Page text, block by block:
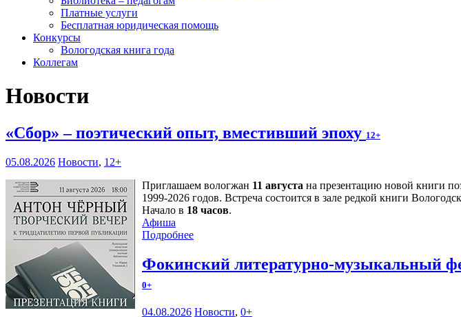
Платные услуги
Бесплатная юридическая помощь
Конкурсы
Вологодская книга года
Коллегам
Новости
«Сбор» – поэтический опыт, вместивший эпоху 12+
05.08.2026 Новости, 12+
Приглашаем вологжан 11 августа на презентацию новой книги
1999-2026 годов. Встреча состоится в зале редкой книги
Начало в 18 часов.
Афиша
Подробнее
Фокинский литературно-музыкальный
0+
04.08.2026 Новости, 0+